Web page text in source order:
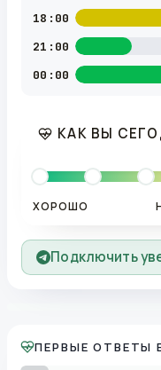
18:00
21:00
00:00
КАК ВЫ
ХОРОШО
Подключить
ПЕРВЫЕ ОТВЕТЫ